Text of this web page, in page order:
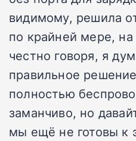
видимому, решила
по крайней мере,
честно говоря, я
правильное
полностью
заманчиво, но
мы ещё не готовы к